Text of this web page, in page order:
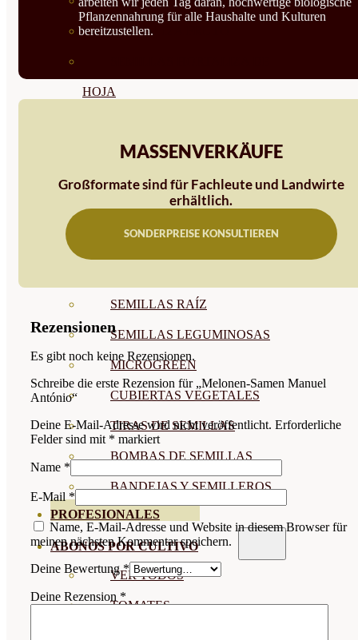
HORTALIZA FRUTO
HOJA
SEMILLAS FLORES
SEMILLAS FLORES
COMESTIBLES
SEMILLAS RAÍZ
SEMILLAS LEGUMINOSAS
MICROGREEN
CUBIERTAS VEGETALES
TIRAS DE SEMILLAS
BOMBAS DE SEMILLAS
BANDEJAS Y SEMILLEROS
PROFESIONALES
ABONOS POR CULTIVO
VER TODOS
TOMATES
Pflanzennahrung für alle Haushalte und Kulturen
bereitzustellen.
MASSENVERKÄUFE
Großformate sind für Fachleute und Landwirte
erhältlich.
SONDERPREISE KONSULTIEREN
Rezensionen
Es gibt noch keine Rezensionen.
Schreibe die erste Rezension für „Melonen-Samen Manuel
António“
Deine E-Mail-Adresse wird nicht veröffentlicht. Erforderliche
Felder sind mit * markiert
Name *
E-Mail*
Name, E-Mail-Adresse und Website in diesem Browser für
meinen nächsten Kommentar speichern.
Deine Bewertung*
Deine Rezension *